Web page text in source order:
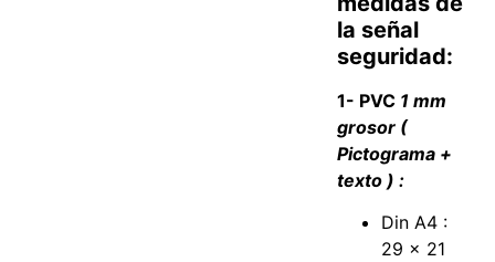
la señal
seguridad:
1- PVC 1 mm
grosor (
Pictograma +
texto ) :
Din A4 :
29 x 21